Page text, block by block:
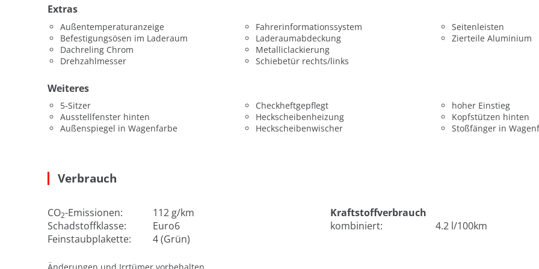
Extras
Außentemperaturanzeige
Befestigungsösen im Laderaum
Dachreling Chrom
Drehzahlmesser
Fahrerinformationssystem
Laderaumabdeckung
Metalliclackierung
Schiebetür rechts/links
Seitenleisten
Zierteile Aluminium
Weiteres
5-Sitzer
Ausstellfenster hinten
Außenspiegel in Wagenfarbe
Checkheftgepflegt
Heckscheibenheizung
Heckscheibenwischer
hoher Einstieg
Kopfstützen hinten
Stoßfänger in
Verbrauch
CO2-Emissionen:
112 g/km
Schadstoffklasse:
Euro6
Feinstaubplakette:
4 (Grün)
Kraftstoffverbrauch
kombiniert:
4.2 l/100km